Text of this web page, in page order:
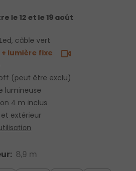
le 12 et le 19 août
câble vert
lumière fixe
(peut être exclu)
lumineuse
4 m inclus
extérieur
8,9 m